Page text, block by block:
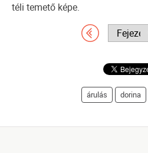
téli temető képe.
árulás dorina